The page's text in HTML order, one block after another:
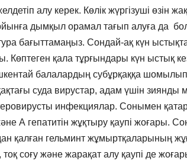
алу керек. Көлік жүргізуші өзін
дымқыл орамал тағып алуға да
бағыттамаңыз. Сондай-ақ күн
Көптеген қала тұрғындары күн ыстық
балалардың субұрқаққа шомылып
суда вирустар, адам үшін зиянды
инфекциялар. Сонымен қатар
А гепатитін жұқтыру қаупі жоғары.
қалған гельминт жұмыртқаларының
соғу және жарақат алу қаупі де